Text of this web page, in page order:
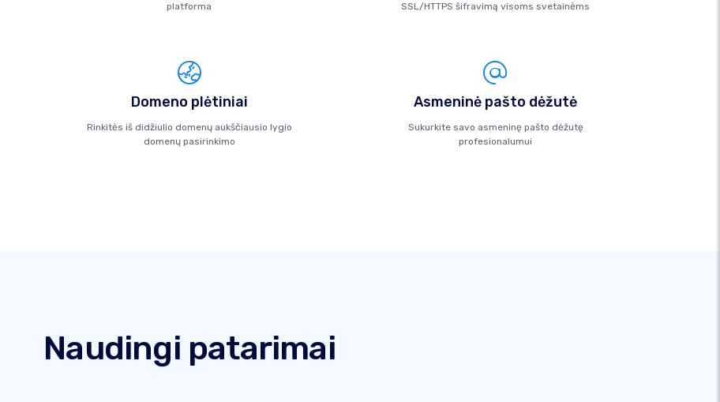
platforma
SSL/HTTPS šifravimą visoms svetainėms
Domeno plėtiniai
Rinkitės iš didžiulio domenų aukščiausio lygio
domenų pasirinkimo
Asmeninė pašto dėžutė
Sukurkite savo asmeninę pašto dėžutę
profesionalumui
Naudingi patarimai